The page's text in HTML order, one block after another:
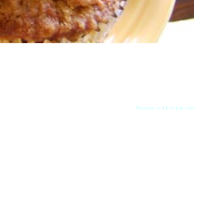
Preuzeto sa allrecipes.com